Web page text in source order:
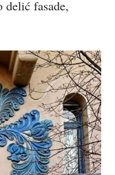
fasade,